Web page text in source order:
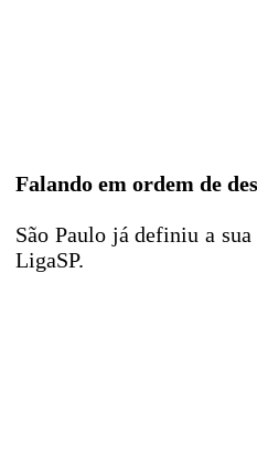
Falando em ordem de
São Paulo já definiu a
LigaSP.